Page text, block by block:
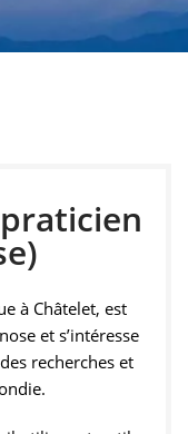
favoriser le
votre bien-être
à Châtelet, est
et s’intéresse
recherches et